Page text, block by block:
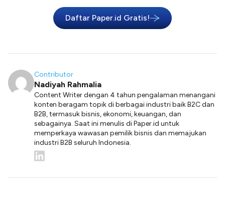
Daftar Paper.id Gratis!
Contributor
Nadiyah Rahmalia
Content Writer dengan 4 tahun pengalaman menangani
konten beragam topik di berbagai industri baik B2C dan
B2B, termasuk bisnis, ekonomi, keuangan, dan
sebagainya. Saat ini menulis di Paper.id untuk
memperkaya wawasan pemilik bisnis dan memajukan
industri B2B seluruh Indonesia.